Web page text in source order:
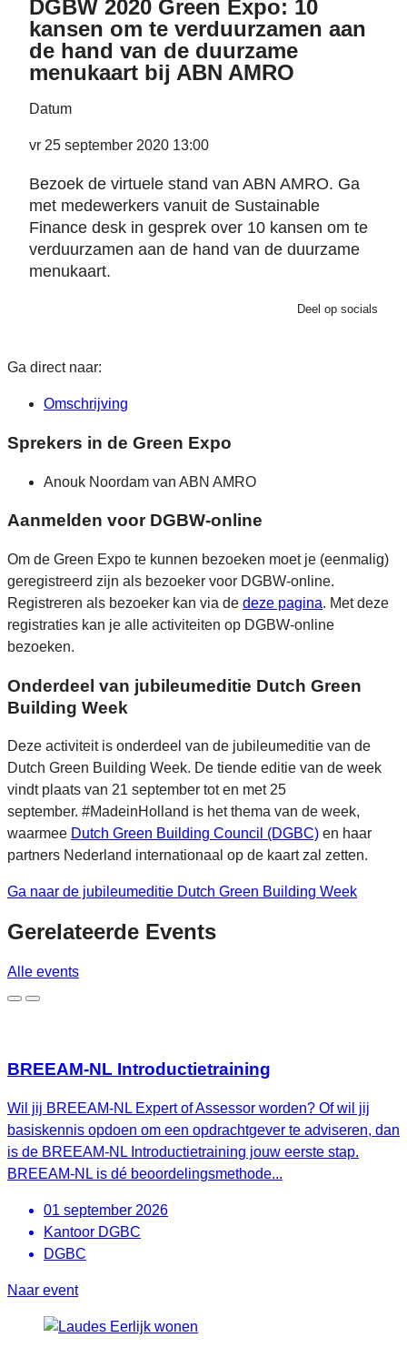
DGBW 2020 Green Expo: 10
kansen om te verduurzamen aan
de hand van de duurzame
menukaart bij ABN AMRO
Datum
vr 25 september 2020 13:00
Bezoek de virtuele stand van ABN AMRO. Ga
met medewerkers vanuit de Sustainable
Finance desk in gesprek over 10 kansen om te
verduurzamen aan de hand van de duurzame
menukaart.
Deel op socials
Ga direct naar:
Omschrijving
Sprekers in de Green Expo
Anouk Noordam van ABN AMRO
Aanmelden voor DGBW-online
Om de Green Expo te kunnen bezoeken moet je (eenmalig)
geregistreerd zijn als bezoeker voor DGBW-online.
Registreren als bezoeker kan via de deze pagina. Met deze
registraties kan je alle activiteiten op DGBW-online
bezoeken.
Onderdeel van jubileumeditie Dutch Green
Building Week
Deze activiteit is onderdeel van de jubileumeditie van de
Dutch Green Building Week. De tiende editie van de week
vindt plaats van 21 september tot en met 25
september. #MadeinHolland is het thema van de week,
waarmee Dutch Green Building Council (DGBC) en haar
partners Nederland internationaal op de kaart zal zetten.
Ga naar de jubileumeditie Dutch Green Building Week
Gerelateerde Events
Alle events
BREEAM-NL Introductietraining
Wil jij BREEAM-NL Expert of Assessor worden? Of wil jij
basiskennis opdoen om een opdrachtgever te adviseren, dan
is de BREEAM-NL Introductietraining jouw eerste stap.
BREEAM-NL is dé beoordelingsmethode...
01 september 2026
Kantoor DGBC
DGBC
Naar event